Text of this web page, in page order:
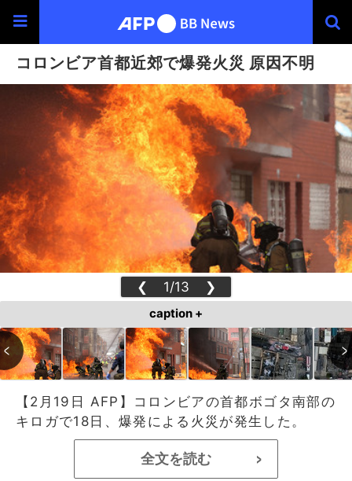
コロンビア首都近郊で爆発火災 原因不明
❮ 1/13 ❯
caption +
【2月19日 AFP】コロンビアの首都ボゴタ南部の
キロガで18日、爆発による火災が発生した。
全文を読む >